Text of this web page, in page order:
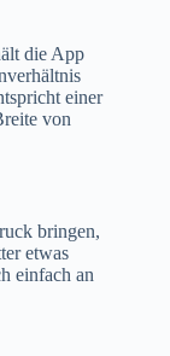
die App
einer
von
bringen,
etwas
einfach an